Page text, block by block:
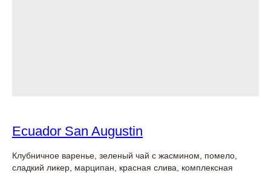
Ecuador San Augustin
Клубничное варенье, зеленый чай с жасмином, помело,
сладкий ликер, марципан, красная слива, комплексная